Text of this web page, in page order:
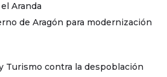
Aranda
de Aragón para modernización
Turismo contra la despoblación